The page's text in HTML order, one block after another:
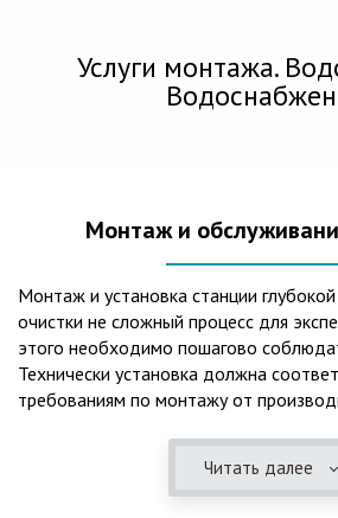
Услуги монтажа.
Монтаж и
Монтаж и установка станции
очистки не сложный процесс для
этого необходимо пошагово
Технически установка должна
требованиям по монтажу от
представления о требованиях ПУЭ,
монтаж может привезти не только к
Читать далее